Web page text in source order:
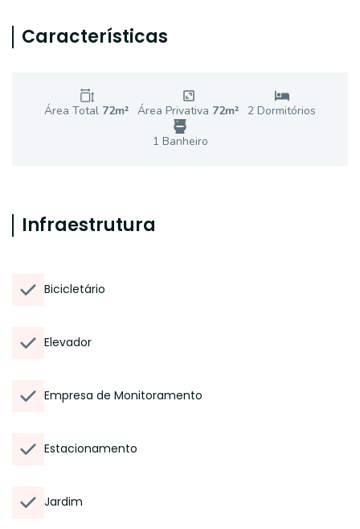
Características
Área Total 72m² Área Privativa 72m² 2 Dormitórios
1 Banheiro
Infraestrutura
Bicicletário
Elevador
Empresa de Monitoramento
Estacionamento
Jardim